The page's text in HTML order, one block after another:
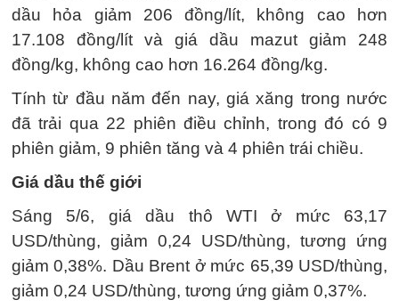
dầu hỏa giảm 206 đồng/lít, không cao hơn
17.108 đồng/lít và giá dầu mazut giảm 248
đồng/kg, không cao hơn 16.264 đồng/kg.
Tính từ đầu năm đến nay, giá xăng trong nước
đã trải qua 22 phiên điều chỉnh, trong đó có 9
phiên giảm, 9 phiên tăng và 4 phiên trái chiều.
Giá dầu thế giới
Sáng 5/6, giá dầu thô WTI ở mức 63,17
USD/thùng, giảm 0,24 USD/thùng, tương ứng
giảm 0,38%. Dầu Brent ở mức 65,39 USD/thùng,
giảm 0,24 USD/thùng, tương ứng giảm 0,37%.